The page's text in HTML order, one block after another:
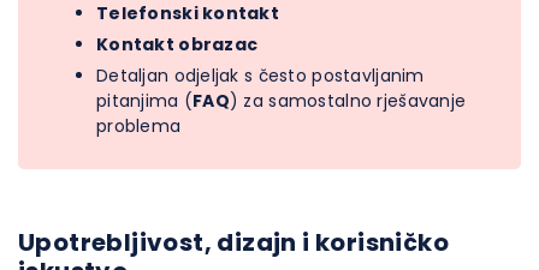
Telefonski kontakt
Kontakt obrazac
Detaljan odjeljak s često postavljanim
pitanjima (FAQ) za samostalno rješavanje
problema
Upotrebljivost, dizajn i korisničko